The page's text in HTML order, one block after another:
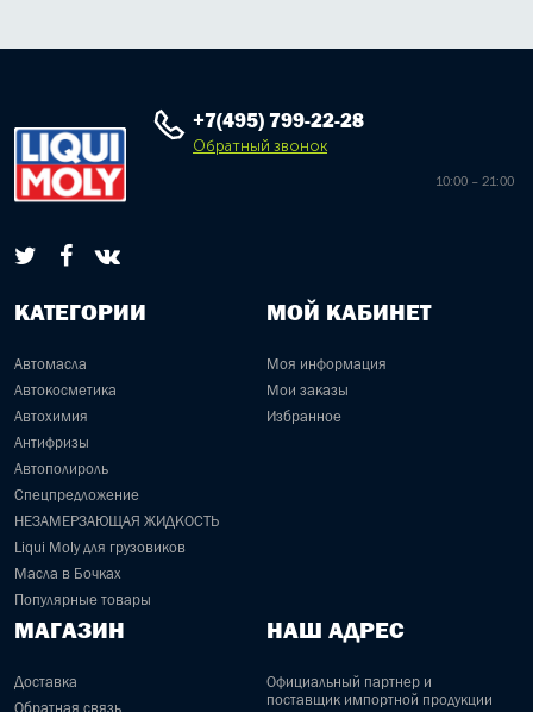
+7(495) 799-22-28
Обратный звонок
10:00 – 21:00
КАТЕГОРИИ
Автомасла
Автокосметика
Автохимия
Антифризы
Автополироль
Спецпредложение
НЕЗАМЕРЗАЮЩАЯ ЖИДКОСТЬ
Liqui Moly для грузовиков
Масла в Бочках
Популярные товары
МОЙ КАБИНЕТ
Моя информация
Мои заказы
Избранное
МАГАЗИН
Доставка
Обратная связь
НАШ АДРЕС
Официальный партнер и
поставщик импортной продукции